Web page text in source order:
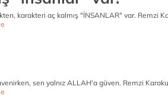
karakteri aç kalmış "İNSANLAR" var. Remzi
sen yalnız ALLAH'a güven. Remzi